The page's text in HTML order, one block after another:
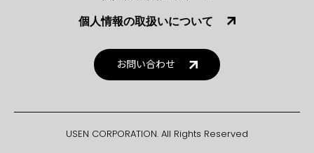
個人情報の取扱いについて
お問い合わせ
USEN CORPORATION. All Rights Reserved